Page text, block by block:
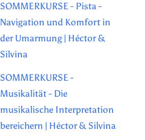
SOMMERKURSE - Pista -
Navigation und Komfort in
der Umarmung | Héctor &
Silvina
SOMMERKURSE -
Musikalität - Die
musikalische Interpretation
bereichern | Héctor & Silvina